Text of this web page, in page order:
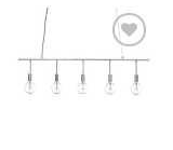
Lisa
soovilisti